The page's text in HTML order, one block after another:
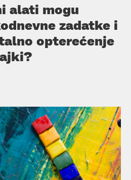
alati mogu
zadatke i
opterećenje